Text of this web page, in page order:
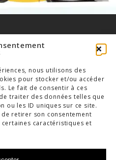
nous utilisons des
pour stocker et/ou accéder
Le fait de consentir à ces
traiter des données telles que
ou les ID uniques sur ce site.
retirer son consentement
caractéristiques et
PROJETS